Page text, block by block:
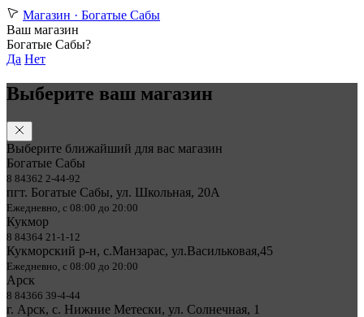
Магазин · Богатые Сабы
Ваш магазин
Богатые Сабы?
Да Нет
Выберите ваш магазин
Выберите ближайший для вас магазин
Богатые Сабы
8 84362 2-44-92
пгт. Богатые Сабы, ул. Школьная, 20А
Ежедневно, с 08:00 до 20:00
Кукмор
8 84364 21-1-12
Кукморский р-н, с.Манзарас, ул.Васильковая,45
Ежедневно, с 08:00 до 20:00
Арск
8 84366 39-4-44
г. Арск, с. Нижние Метески, ул. Солнечная, 1